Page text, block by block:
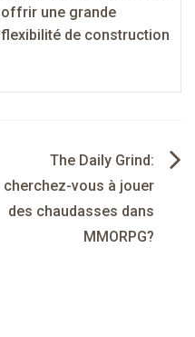
offrir une grande
flexibilité de construction
The Daily Grind:
cherchez-vous à jouer
des chaudasses dans
MMORPG?